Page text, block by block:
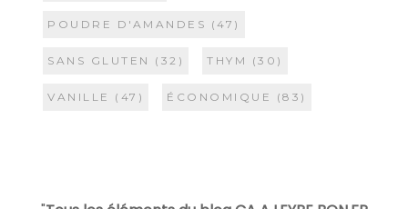
POUDRE D'AMANDES (47)
SANS GLUTEN (32) THYM (30)
VANILLE (47) ÉCONOMIQUE (83)